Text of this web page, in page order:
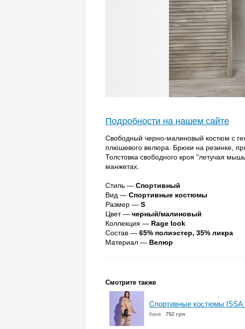
Подробности на нашем сайте
Свободный черно-малиновый костюм с
плюшевого велюра. Брюки на резинке,
Толстовка свободного кроя "летучая
манжетах.
Стиль — Спортивный
Вид — Спортивные костюмы
Размер — S
Цвет — черный/малиновый
Коллекция — Rage look
Состав — 65% полиэстер, 35% ликра
Материал — Велюр
Смотрите также
Спортивные костюмы
Киев 792 грн